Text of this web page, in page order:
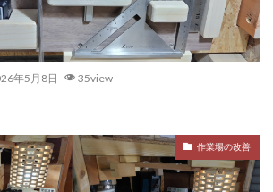
年5月8日 35view
作業場の改善